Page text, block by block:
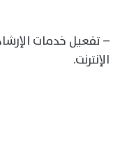
– تفعيل خدمات
الإنترنت.